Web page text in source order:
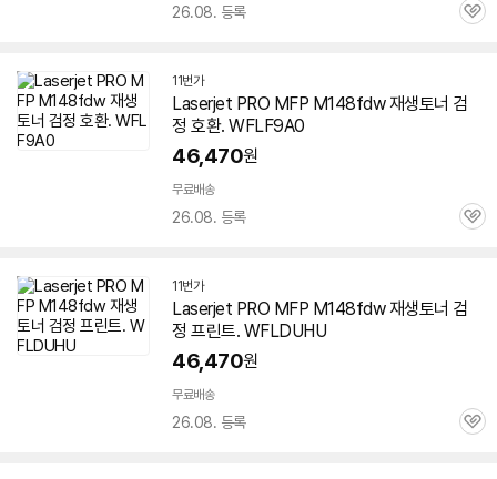
26.08. 등록
관
11번가
Laserjet PRO MFP M148fdw 재생토너 검
정 호환. WFLF9A0
46,470원
무료배송
26.08. 등록
관
11번가
Laserjet PRO MFP M148fdw 재생토너 검
정 프린트. WFLDUHU
46,470원
무료배송
26.08. 등록
관